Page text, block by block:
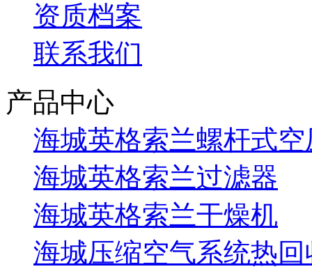
资质档案
联系我们
产品中心
海城英格索兰螺杆式空
海城英格索兰过滤器
海城英格索兰干燥机
海城压缩空气系统热回